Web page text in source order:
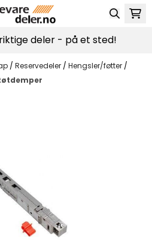
deler - på et sted!
/ Reservedeler / Hengsler/føtter /